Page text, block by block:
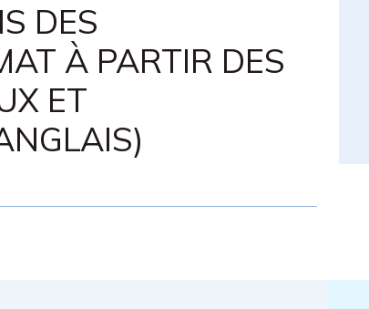
DES
À PARTIR DES
ET